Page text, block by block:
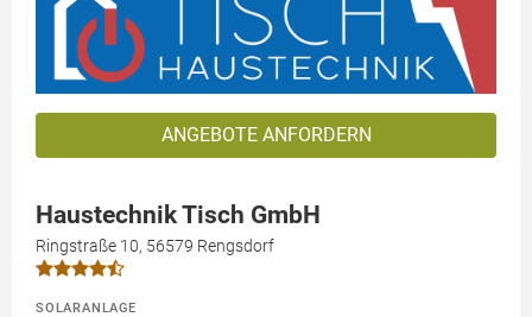
ANGEBOTE ANFORDERN
Haustechnik Tisch GmbH
Ringstraße 10, 56579 Rengsdorf
SOLARANLAGE